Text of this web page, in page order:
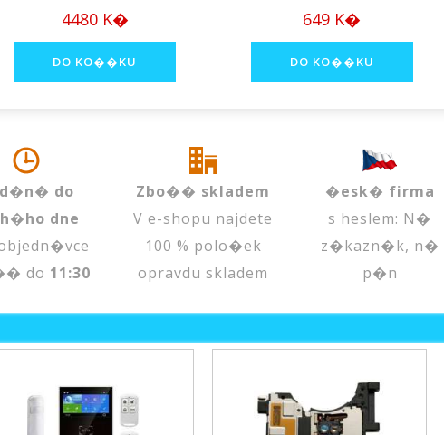
4480 K� 649 K�
do
dne
do 11:30
Zbo�� skladem
V e-shopu najdete
100 % polo�ek
opravdu skladem
�esk� firma
s heslem: N�
z�kazn�k, n�
p�n